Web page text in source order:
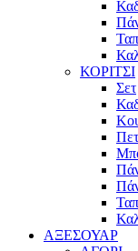
ΚΟΡΙΤΣΙ
Σετ
ΑΞΕΣΟΥΑΡ